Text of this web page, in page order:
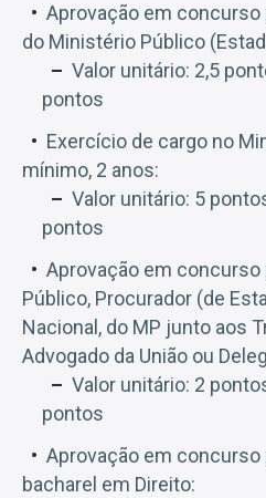
Aprovação em concurso
do Ministério Público
Valor unitário: 2,5
pontos
Exercício de cargo no
mínimo, 2 anos:
Valor unitário: 5
pontos
Aprovação em concurso
Público, Procurador (de
Nacional, do MP junto aos
Advogado da União ou
Valor unitário: 2
pontos
Aprovação em concurso
bacharel em Direito: